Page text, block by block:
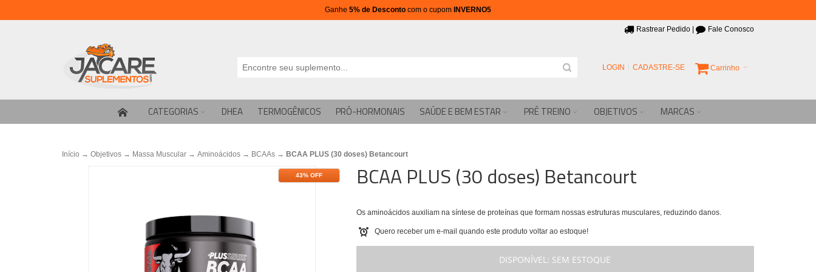
Ganhe 5% de Desconto com o cupom INVERNO5
Rastrear Pedido Fale Conosco
Carrinho
LOGIN CADASTRE-SE
CATEGORIAS DHEA TERMOGÊNICOS PRÓ-HORMONAIS SAÚDE E BEM ESTAR PRÉ TREINO OBJETIVOS MARCAS
Início → Objetivos → Massa Muscular → Aminoácidos → BCAAs → BCAA PLUS (30 doses) Betancourt
43% OFF BCAA PLUS (30 doses) Betancourt
Os aminoácidos auxiliam na síntese de proteínas que formam nossas estruturas musculares, reduzindo danos.
Quero receber um e-mail quando este produto voltar ao estoque!
DISPONÍVEL: SEM ESTOQUE